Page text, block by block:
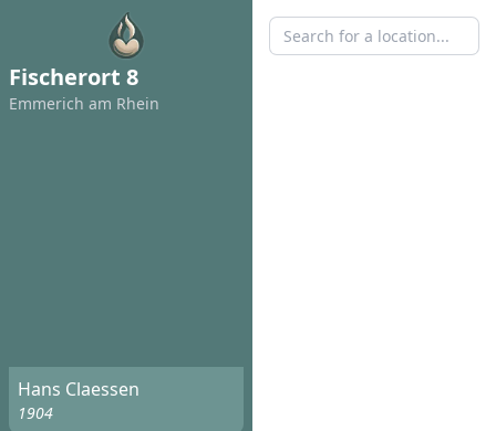
Fischerort 8
Emmerich am Rhein
Hans Claessen
1904